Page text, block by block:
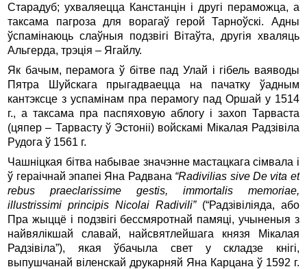
Старадуб; ухваляецца Канстанцін і другі пераможца, а
таксама пагроза для ворагаў герой Тарноўскі. Адны
ўспамінаюць слаўныя подзвігі Вітаўта, другія хваляць
Альгерда, трэція – Ягайлу.
Як бачым, перамога ў бітве пад Улай і гібель ваяводы
Пятра Шуйскага прыгадваецца на пачатку ўадным
кантэксце з успамінам пра перамогу пад Оршай у 1514
г., а таксама пра паспяховую аблогу і захоп Тарваста
(цяпер – Тарвасту ў Эстоніі) войскамі Мікалая Радзівіла
Рудога ў 1561 г.
Чашніцкая бітва набывае значэнне мастацкага сімвала і
ў гераічнай эпапеі Яна Радвана “Radivilias sive De vita et
rebus praeclarissime gestis, immortalis memoriae,
illustrissimi principis Nicolai Radivili” (“Радзівіліяда, або
Пра жыццё і подзвігі бессмяротнай памяці, учыненыя з
найвялікшай славай, найсвятлейшага князя Мікалая
Радзівіла”), якая ўбачыла свет у складзе кнігі,
выпушчанай віленскай друкарняй Яна Карцана ў 1592 г.